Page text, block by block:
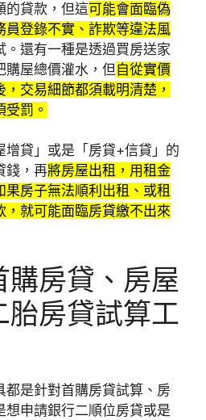
的貸款，但這可能會面臨偽
員登錄不實、詐欺等違法風
。還有一種是透過買房送家
購屋總價灌水，但自從實價
交易細節都須載明清楚，
罰。
增貸」或是「房貸+信貸」的
錢，再將房屋出租，用租金
果房子無法順利出租、或租
，就可能面臨房貸繳不出來
購房貸 、 房屋
胎房貸試算工
都是針對首購房貸試算、房
想申請銀行二順位房貸或是